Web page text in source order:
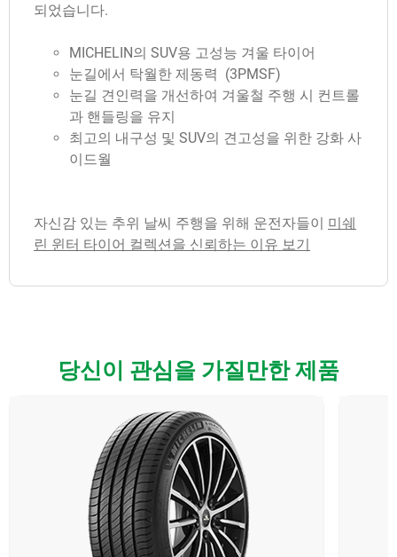
되었습니다.
MICHELIN의 SUV용 고성능 겨울 타이어
눈길에서 탁월한 제동력 (3PMSF)
눈길 견인력을 개선하여 겨울철 주행 시 컨트롤
과 핸들링을 유지
최고의 내구성 및 SUV의 견고성을 위한 강화 사
이드월
자신감 있는 추위 날씨 주행을 위해 운전자들이 미쉐
린 윈터 타이어 컬렉션을 신뢰하는 이유 보기
당신이 관심을 가질만한 제품